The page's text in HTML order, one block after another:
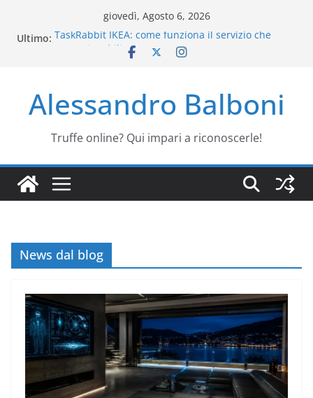
giovedì, Agosto 6, 2026
Ultimo: TaskRabbit IKEA: come funziona il servizio che
Friggitrice Lidl gratis: la mail che vi svuota la carta
Generatore Tractor Supply: è una truffa?
Alessandro Balboni
Truffe online? Qui impari a riconoscerle!
News dal blog